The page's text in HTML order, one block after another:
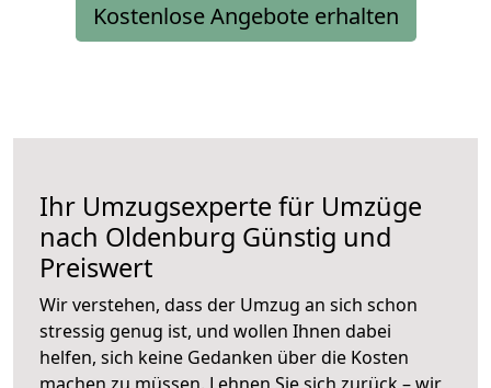
Kostenlose Angebote erhalten
Ihr Umzugsexperte für Umzüge
nach Oldenburg Günstig und
Preiswert
Wir verstehen, dass der Umzug an sich schon
stressig genug ist, und wollen Ihnen dabei
helfen, sich keine Gedanken über die Kosten